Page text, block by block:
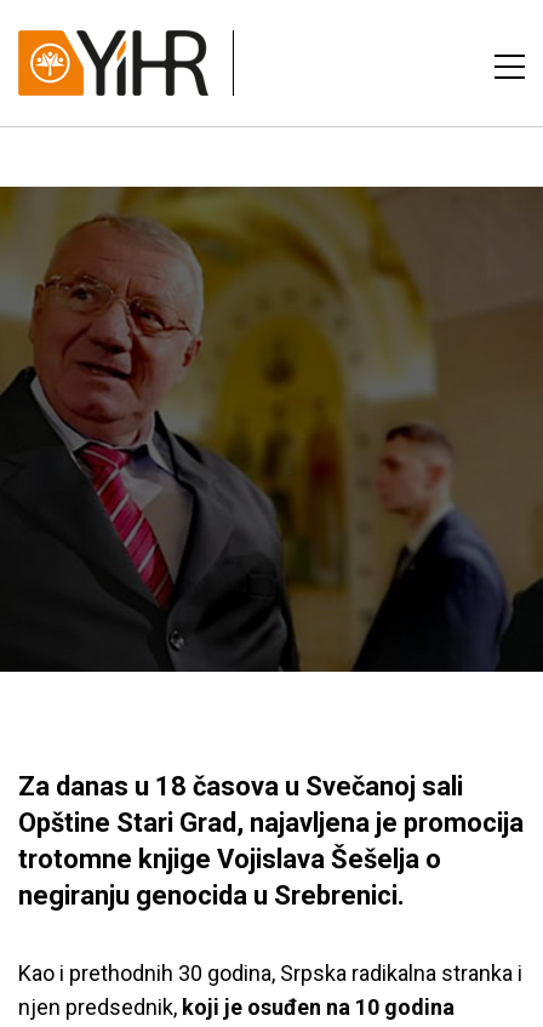
Za danas u 18 časova u Svečanoj sali
Opštine Stari Grad, najavljena je promocija
trotomne knjige Vojislava Šešelja o
negiranju genocida u Srebrenici.
Kao i prethodnih 30 godina, Srpska radikalna stranka i
njen predsednik, koji je osuđen na 10 godina